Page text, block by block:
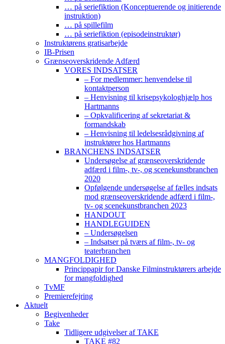
… på seriefiktion (Konceptuerende og initierende
instruktion)
… på spillefilm
… på seriefiktion (episodeinstruktør)
Instruktørens gratisarbejde
IB-Prisen
Grænseoverskridende Adfærd
VORES INDSATSER
– For medlemmer: henvendelse til
kontaktperson
– Henvisning til krisepsykologhjælp hos
Hartmanns
– Opkvalificering af sekretariat &
formandskab
– Henvisning til ledelsesrådgivning af
instruktører hos Hartmanns
BRANCHENS INDSATSER
Undersøgelse af grænseoverskridende
adfærd i film-, tv-, og scenekunstbranchen
2020
Opfølgende undersøgelse af fælles indsats
mod grænseoverskridende adfærd i film-,
tv- og scenekunstbranchen 2023
HANDOUT
HANDLEGUIDEN
– Undersøgelsen
– Indsatser på tværs af film-, tv- og
teaterbranchen
MANGFOLDIGHED
Princippapir for Danske Filminstruktørers arbejde
for mangfoldighed
TvMF
Premierefejring
Aktuelt
Begivenheder
Take
Tidligere udgivelser af TAKE
TAKE #82